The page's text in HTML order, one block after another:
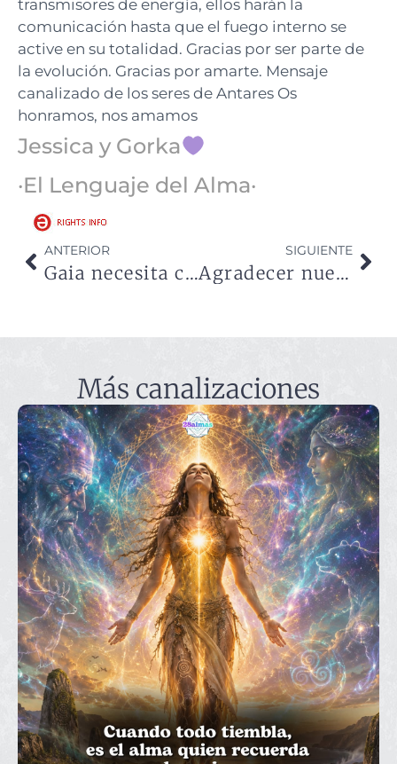
transmisores de energía, ellos harán la
comunicación hasta que el fuego interno se
active en su totalidad. Gracias por ser parte de
la evolución. Gracias por amarte. Mensaje
canalizado de los seres de Antares Os
honramos, nos amamos
Jessica y Gorka
·El Lenguaje del Alma·
ANTERIOR
Gaia necesita corazones que amen su esencia
SIGUIENTE
Agradecer nuestro árbol genealógico para la liberación del Ser
Más canalizaciones